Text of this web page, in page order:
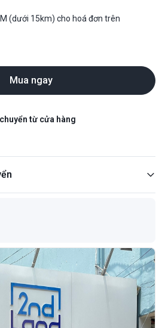
(dưới 15km) cho hoá đơn trên
Mua ngay
từ cửa hàng